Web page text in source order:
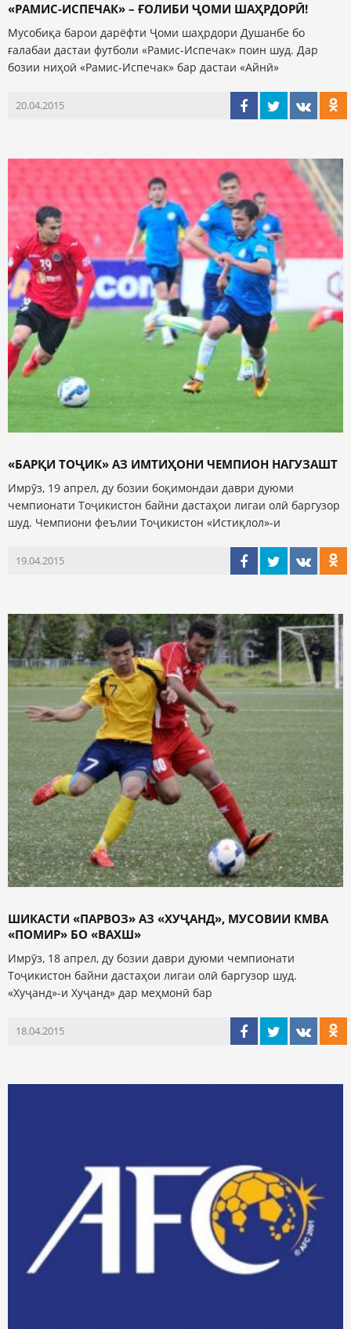
«РАМИС-ИСПЕЧАК» – ҒОЛИБИ ҶОМИ ШАҲРДОРӢ!
Мусобиқа барои дарёфти Ҷоми шаҳрдори Душанбе бо
ғалабаи дастаи футболи «Рамис-Испечак» поин шуд. Дар
бозии ниҳоӣ «Рамис-Испечак» бар дастаи «Айнӣ»
20.04.2015
«БАРҚИ ТОҶИК» АЗ ИМТИҲОНИ ЧЕМПИОН НАГУЗАШТ
Имрӯз, 19 апрел, ду бозии боқимондаи даври дуюми
чемпионати Тоҷикистон байни дастаҳои лигаи олӣ баргузор
шуд. Чемпиони феълии Тоҷикистон «Истиқлол»-и
19.04.2015
ШИКАСТИ «ПАРВОЗ» АЗ «ХУҶАНД», МУСОВИИ КМВА
«ПОМИР» БО «ВАХШ»
Имрӯз, 18 апрел, ду бозии даври дуюми чемпионати
Тоҷикистон байни дастаҳои лигаи олӣ баргузор шуд.
«Хуҷанд»-и Хуҷанд» дар меҳмонӣ бар
18.04.2015